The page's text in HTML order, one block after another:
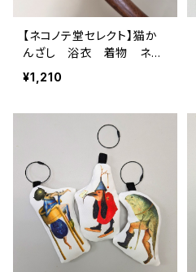
【ネコノテ堂セレクト】猫か
んざし 浴衣 着物 ネ
コ ねこ
¥1,210